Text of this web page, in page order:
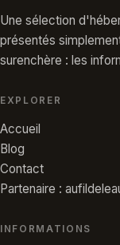
Une sélection
présentés
surenchère : les
EXPLORER
Accueil
Blog
Contact
Partenaire :
INFORMATIONS